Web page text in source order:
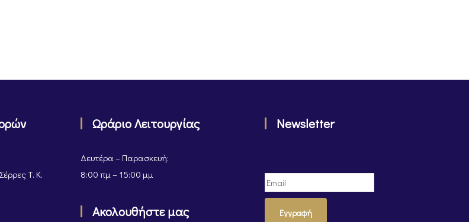
Τ. Κ.
Ωράριο Λειτουργίας
Δευτέρα – Παρασκευή:
8:00 πμ – 15:00 μμ
Ακολουθήστε μας
Newsletter
Εγγραφή